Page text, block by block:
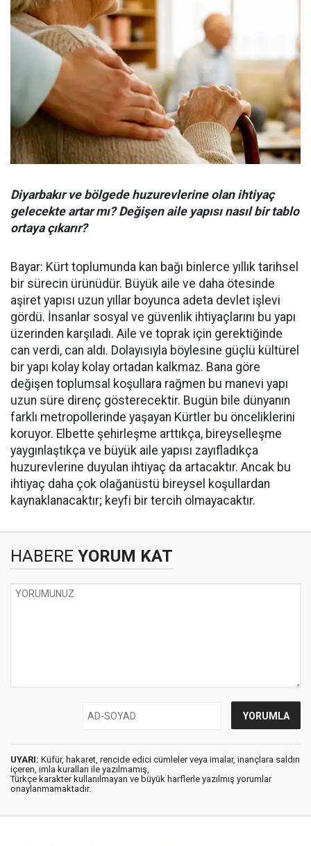
Diyarbakır ve bölgede huzurevlerine olan ihtiyaç
gelecekte artar mı? Değişen aile yapısı nasıl bir tablo
ortaya çıkarır?
Bayar: Kürt toplumunda kan bağı binlerce yıllık tarihsel
bir sürecin ürünüdür. Büyük aile ve daha ötesinde
aşiret yapısı uzun yıllar boyunca adeta devlet işlevi
gördü. İnsanlar sosyal ve güvenlik ihtiyaçlarını bu yapı
üzerinden karşıladı. Aile ve toprak için gerektiğinde
can verdi, can aldı. Dolayısıyla böylesine güçlü kültürel
bir yapı kolay kolay ortadan kalkmaz. Bana göre
değişen toplumsal koşullara rağmen bu manevi yapı
uzun süre direnç gösterecektir. Bugün bile dünyanın
farklı metropollerinde yaşayan Kürtler bu önceliklerini
koruyor. Elbette şehirleşme arttıkça, bireyselleşme
yaygınlaştıkça ve büyük aile yapısı zayıfladıkça
huzurevlerine duyulan ihtiyaç da artacaktır. Ancak bu
ihtiyaç daha çok olağanüstü bireysel koşullardan
kaynaklanacaktır; keyfi bir tercih olmayacaktır.
HABERE YORUM KAT
UYARI: Küfür, hakaret, rencide edici cümleler veya imalar, inançlara saldırı
içeren, imla kuralları ile yazılmamış,
Türkçe karakter kullanılmayan ve büyük harflerle yazılmış yorumlar
onaylanmamaktadır.